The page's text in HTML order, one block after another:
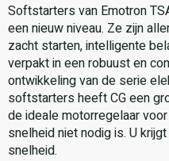
Softstarters van Emotron
een nieuw niveau. Ze zijn
zacht starten, intelligente
verpakt in een robuust en
ontwikkeling van de serie
softstarters heeft CG een
de ideale motorregelaar
snelheid niet nodig is. U
snelheid.